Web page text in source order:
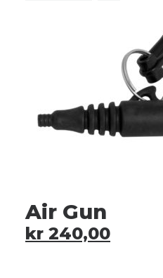
Air Gun
kr 240,00